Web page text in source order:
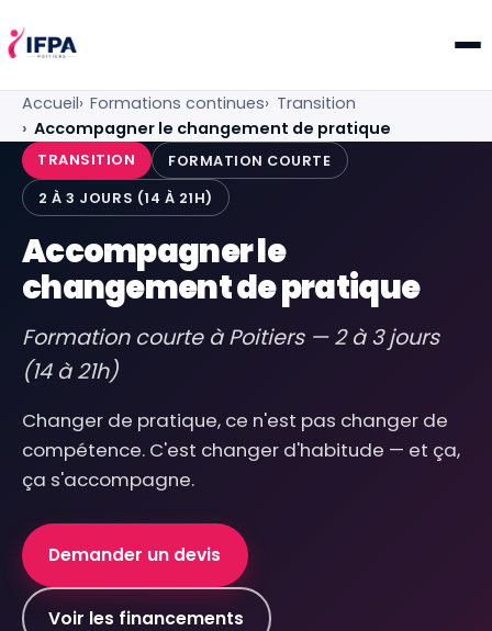
IFPA Poitiers — Centre de formation professionnelle
Accueil Formations continues
Transition
Accompagner le changement de pratique
TRANSITION FORMATION COURTE
2 À 3 JOURS (14 À 21H)
Accompagner le
changement de pratique
Formation courte à Poitiers — 2 à 3 jours
(14 à 21h)
Changer de pratique, ce n'est pas changer de
compétence. C'est changer d'habitude — et ça,
ça s'accompagne.
Demander un devis
Voir les financements